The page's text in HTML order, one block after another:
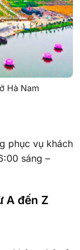
Hà Nam
phục vụ khách
sáng –
A đến Z